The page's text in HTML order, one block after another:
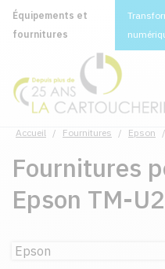
Équipements et
fournitures
Accueil / Fournitures / Epson /
Fournitures
Epson TM-